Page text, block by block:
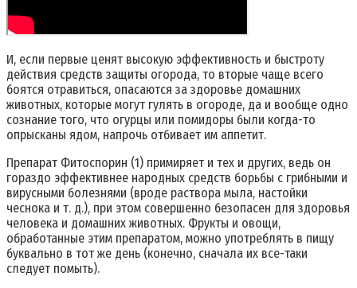
И, если первые ценят высокую эффективность и быстроту
действия средств защиты огорода, то вторые чаще всего
боятся отравиться, опасаются за здоровье домашних
животных, которые могут гулять в огороде, да и вообще одно
сознание того, что огурцы или помидоры были когда-то
опрысканы ядом, напрочь отбивает им аппетит.
Препарат Фитоспорин (1) примиряет и тех и других, ведь он
гораздо эффективнее народных средств борьбы с грибными и
вирусными болезнями (вроде раствора мыла, настойки
чеснока и т. д.), при этом совершенно безопасен для здоровья
человека и домашних животных. Фрукты и овощи,
обработанные этим препаратом, можно употреблять в пищу
буквально в тот же день (конечно, сначала их все-таки
следует помыть).